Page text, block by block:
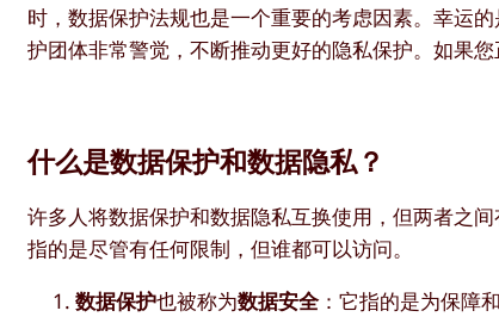
时，数据保护法规也是一个重要的考虑因素。幸运
护团体非常警觉，不断推动更好的隐私保护。如果
什么是数据保护和数据隐私？
许多人将数据保护和数据隐私互换使用，但两者之
指的是尽管有任何限制，但谁都可以访问。
数据保护也被称为数据安全：它指的是为保障